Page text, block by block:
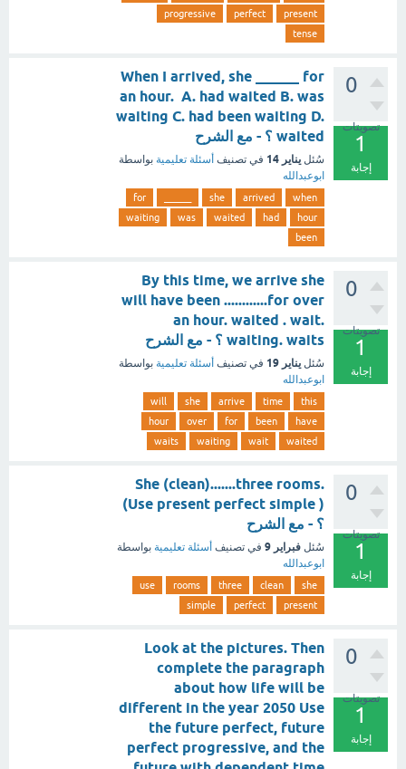
present
perfect
progressive
tense
0
تصويتات
1
إجابة
When I arrived, she ______ for
an hour. A. had waited B. was
waiting C. had been waiting D.
waited ؟ - مع الشرح
سُئل يناير 14 في تصنيف أسئلة تعليمية بواسطة
ابوعبدالله
when
arrived
she
for
hour
had
waited
was
waiting
been
0
تصويتات
1
إجابة
By this time, we arrive she
will have been ............for over
an hour. waited . wait.
waiting. waits ؟ - مع الشرح
سُئل يناير 19 في تصنيف أسئلة تعليمية بواسطة
ابوعبدالله
this
time
arrive
she
will
have
been
for
over
hour
waited
wait
waiting
waits
0
تصويتات
1
إجابة
She (clean).......three rooms.
(Use present perfect simple )
؟ - مع الشرح
سُئل فبراير 9 في تصنيف أسئلة تعليمية بواسطة
ابوعبدالله
she
clean
three
rooms
use
present
perfect
simple
0
تصويتات
1
إجابة
Look at the pictures. Then
complete the paragraph
about how life will be
different in the year 2050 Use
the future perfect, future
perfect progressive, and the